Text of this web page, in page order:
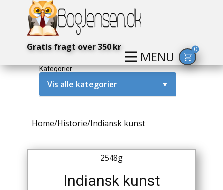
MENU
Gratis fragt over 350 kr 0
Kategorier
Vis alle kategorier ▼
Amerika / USA
Anden Verdenskrig
Antikke / Specielle Bøger
Home/Historie/Indiansk kunst
2548g
Indiansk kunst